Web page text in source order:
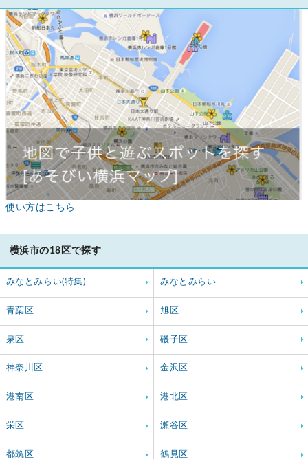
使い方はこちら
横浜市の18区で探す
みなとみらい(特集) みなとみらい
青葉区 旭区
泉区 磯子区
神奈川区 金沢区
港南区 港北区
栄区 瀬谷区
都筑区 鶴見区